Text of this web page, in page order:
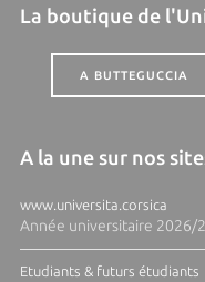
La boutique de
A BUTTEGUCCIA
A la une sur nos
www.universita.corsica
Année universitaire 2026/
Etudiants & futurs étudiants